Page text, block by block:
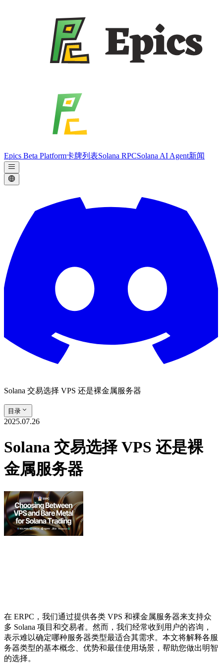
Epics Beta Platform卡牌列表Solana RPCSolana AI Agent新闻
Solana 交易选择 VPS 还是裸金属服务器
目录
2025.07.26
Solana 交易选择 VPS 还是裸
金属服务器
在 ERPC，我们通过提供各类 VPS 和裸金属服务器来支持众
多 Solana 项目和交易者。然而，我们经常收到用户的咨询，
表示难以确定哪种服务器类型最适合其需求。本文将解释各服
务器类型的基本概念、优势和最佳使用场景，帮助您做出明智
的选择。